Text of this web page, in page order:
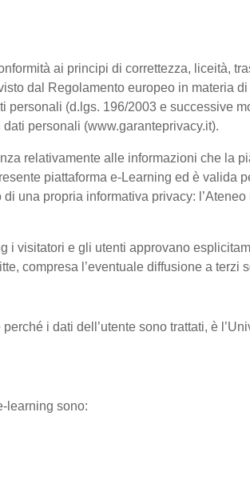
ai principi di correttezza, liceità,
dal Regolamento europeo in materia
(d.lgs. 196/2003 e successive
personali (www.garanteprivacy.it).
relativamente alle informazioni che la
piattaforma e-Learning ed è valida
una propria informativa privacy:
visitatori e gli utenti approvano
compresa l’eventuale diffusione a terzi
i dati dell’utente sono trattati, è
learning sono: